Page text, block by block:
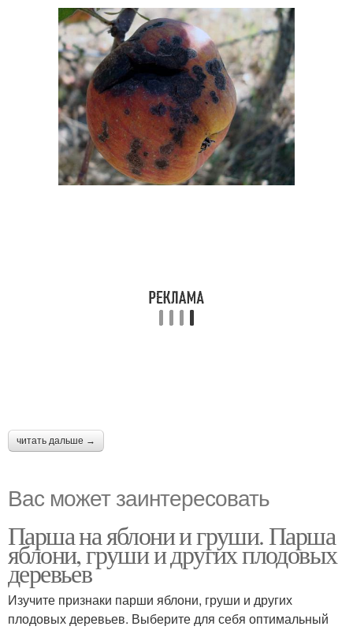
читать дальше →
Вас может заинтересовать
Парша на яблони и груши. Парша
яблони, груши и других плодовых
деревьев
Изучите признаки парши яблони, груши и других
плодовых деревьев. Выберите для себя оптимальный